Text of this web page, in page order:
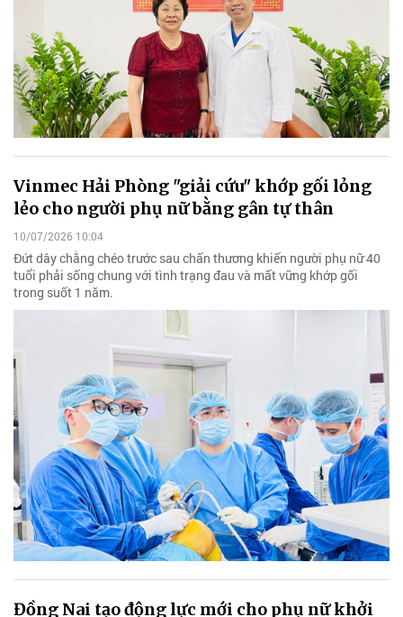
Vinmec Hải Phòng "giải cứu" khớp gối lỏng
lẻo cho người phụ nữ bằng gân tự thân
10/07/2026 10:04
Đứt dây chằng chéo trước sau chấn thương khiến người phụ nữ 40
tuổi phải sống chung với tình trạng đau và mất vững khớp gối
trong suốt 1 năm.
Đồng Nai tạo động lực mới cho phụ nữ khởi